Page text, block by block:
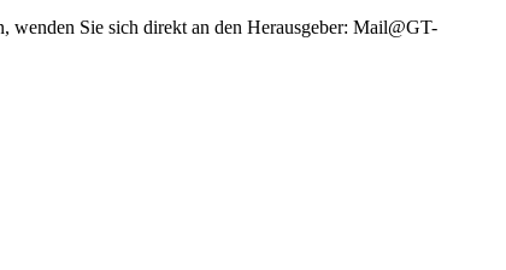
wenden Sie sich direkt an den Herausgeber: Mail@GT-